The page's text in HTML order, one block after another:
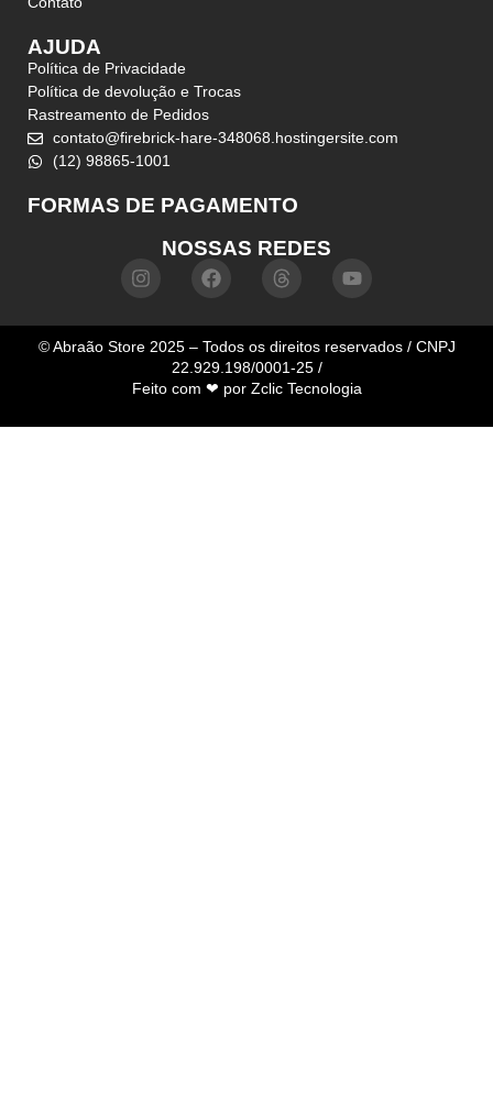
AJUDA
Política de Privacidade
Política de devolução e Trocas
Rastreamento de Pedidos
contato@firebrick-hare-348068.hostingersite.com
(12) 98865-1001
FORMAS DE PAGAMENTO
NOSSAS REDES
© Abraão Store 2025 – Todos os direitos reservados / CNPJ
22.929.198/0001-25 /
Feito com ❤ por Zclic Tecnologia